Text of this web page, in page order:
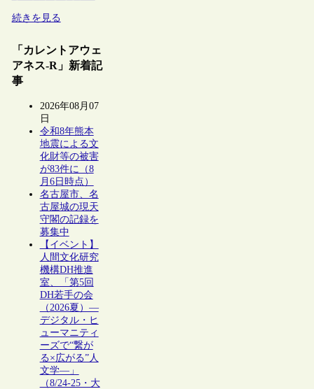
続きを見る
「カレントアウェ
アネス-R」新着記
事
2026年08月07
日
令和8年熊本
地震による文
化財等の被害
が83件に（8
月6日時点）
名古屋市、名
古屋城の現天
守閣の記録を
募集中
【イベント】
人間文化研究
機構DH推進
室、「第5回
DH若手の会
（2026夏）―
デジタル・ヒ
ューマニティ
ーズで“繋が
る×広がる”人
文学―」
（8/24-25・大